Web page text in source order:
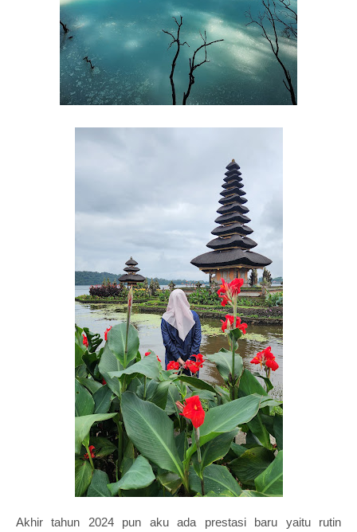
Akhir tahun 2024 pun aku ada prestasi baru yaitu rutin